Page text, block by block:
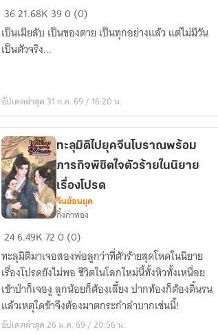
ของ
ตาย
พอแล้ว
3621.68K 390 (0)
เป็นเมียลับ เป็นของตาย เป็นทุกอย่างแล้ว แต่ไม่มีวัน
เป็นตัวจริง...
อัปเดตล่าสุด 31 ก.ค. 69 / 16:20 น.
มิติ
ไป
ยุค
จีน
โบราณ
พร้อม
ทะลุมิติไปยุคจีนโบราณพร้อม
ภารกิจพิชิตใจตัวร้ายในนิยาย
เรื่องโปรด
จีนย้อนยุค
กิ้งก่าทอง
246.49K720 (0)
ทะลุมิติมาเจอสองพ่อลูกว่าที่ตัวร้ายสุดโหดในนิยาย
เรื่องโปรดยังไม่พอ ชีวิตในโลกใหม่นี้ทั้งหิวทั้งเหนื่อย
เข้าป่าก็เจองู ลูกน้อยก็ต้องเลี้ยง ปากท้องก็ต้องดิ้นรน
แล้วเหตุใดข้าจึงต้องมาตกระกำลำบากเช่นนี้!
อัปเดตล่าสุด 26 ม.ค. 69 / 20:56 น.